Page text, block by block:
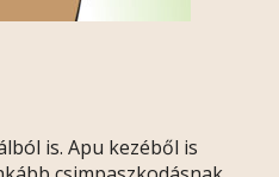
is. Apu kezéből is